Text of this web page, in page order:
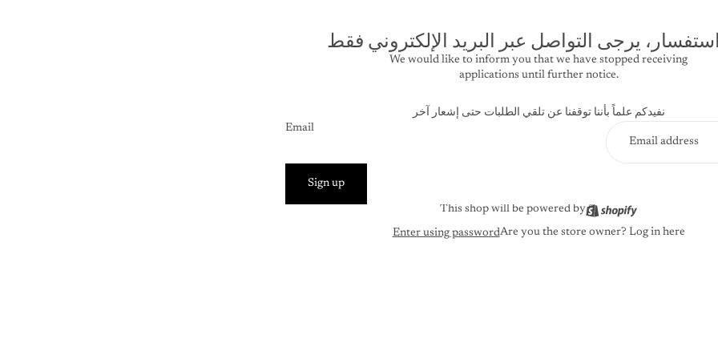
يرجى التواصل عبر البريد الإلكتروني فقط
We would like to inform you that we have stopped receiving
applications until further notice.
نفيدكم علماً بأننا توقفنا عن تلقي الطلبات حتى إشعار آخر
Email
Sign up
This shop will be powered by
Enter using passwordAre you the store owner? Log in here